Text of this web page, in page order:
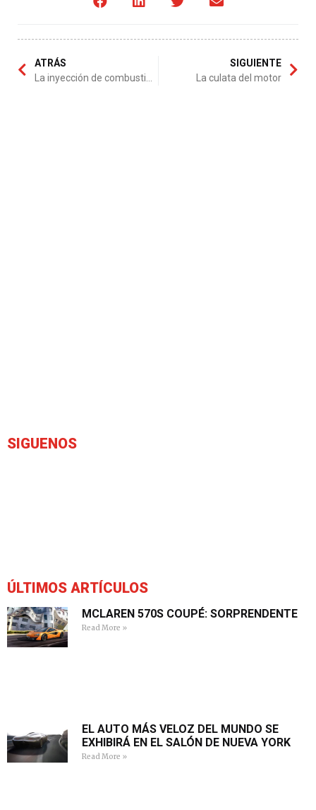
ATRÁS
SIGUIENTE
La culata del motor
SIGUENOS
ÚLTIMOS ARTÍCULOS
MCLAREN 570S COUPÉ: SORPRENDENTE
Read More »
EL AUTO MÁS VELOZ DEL MUNDO SE
EXHIBIRÁ EN EL SALÓN DE NUEVA YORK
Read More »